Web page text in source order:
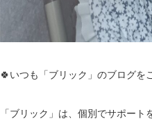
🍀いつも「ブリック」のブログを
「ブリック」は、個別でサポート